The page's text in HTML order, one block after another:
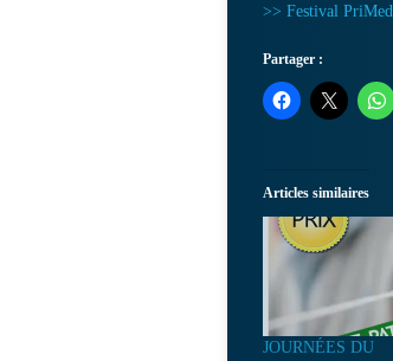
>> Festival PriMed
Partager :
Articles similaires
JOURNÉES DU